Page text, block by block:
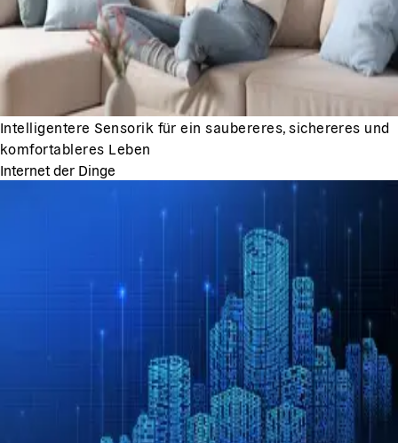
Intelligentere Sensorik für ein saubereres, sichereres und
komfortableres Leben
Internet der Dinge